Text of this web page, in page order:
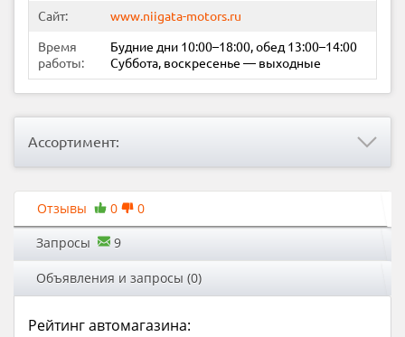
Сайт: www.niigata-motors.ru
Время
работы:
Будние дни 10:00–18:00, обед 13:00–14:00
Суббота, воскресенье — выходные
Ассортимент:
Отзывы 0 0
Запросы 9
Объявления и запросы (0)
Рейтинг автомагазина: